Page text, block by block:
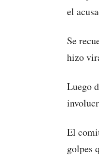
el
Se
hizo
Luego
El
golpes